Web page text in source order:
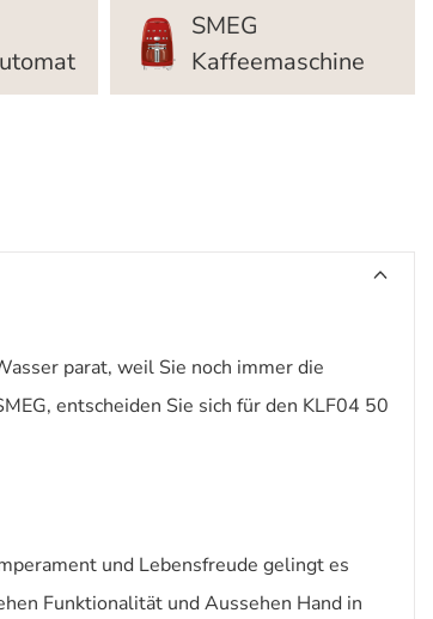
SMEG
Kaffeemaschine
parat, weil Sie noch immer die
entscheiden Sie sich für den KLF04 50
und Lebensfreude gelingt es
Funktionalität und Aussehen Hand in